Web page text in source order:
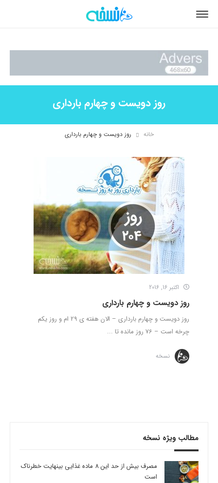
روز دویست و چهارم بارداری
خانه روز دویست و چهارم بارداری
اکتبر 16, 2016
روز دویست و چهارم بارداری
روز دویست و چهارم بارداری – الان هفته ی 29 ام و روز یکم
چرخه است – 76 روز مانده تا ...
نسخه
مطالب ویژه نسخه
مصرف بیش از حد این 8 ماده غذایی بینهایت خطرناک
است